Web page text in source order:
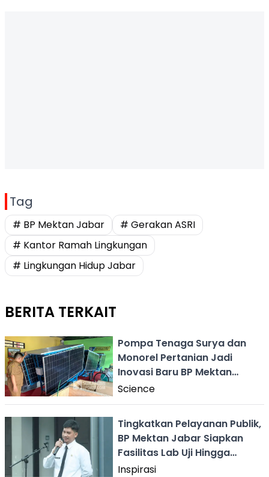
Tag
# BP Mektan Jabar
# Gerakan ASRI
# Kantor Ramah Lingkungan
# Lingkungan Hidup Jabar
BERITA TERKAIT
Pompa Tenaga Surya dan
Monorel Pertanian Jadi
Inovasi Baru BP Mektan
Jabar, Ini Fungsinya
Science
Tingkatkan Pelayanan Publik,
BP Mektan Jabar Siapkan
Fasilitas Lab Uji Hingga
Brigade Alsintan
Inspirasi